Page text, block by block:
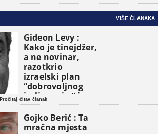
VIŠE ČLANAKA
Gideon Levy :
Kako je tinejdžer,
a ne novinar,
razotkrio
izraelski plan
“dobrovoljnog
iseljavanja ” iz
Gaze
Pročitaj čitav članak
Gojko Berić : Ta
mračna mjesta